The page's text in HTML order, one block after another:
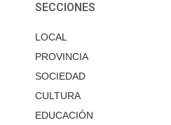
SECCIONES
LOCAL
PROVINCIA
SOCIEDAD
CULTURA
EDUCACIÓN